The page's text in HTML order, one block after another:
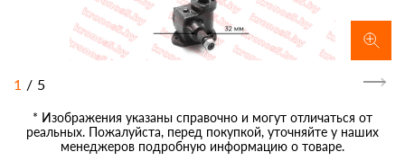
1 / 5
* Изображения указаны справочно и могут отличаться от
реальных. Пожалуйста, перед покупкой, уточняйте у наших
менеджеров подробную информацию о товаре.